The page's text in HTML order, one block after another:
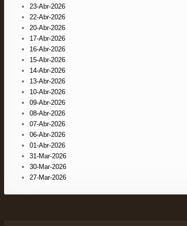
23-Abr-2026
22-Abr-2026
20-Abr-2026
17-Abr-2026
16-Abr-2026
15-Abr-2026
14-Abr-2026
13-Abr-2026
10-Abr-2026
09-Abr-2026
08-Abr-2026
07-Abr-2026
06-Abr-2026
01-Abr-2026
31-Mar-2026
30-Mar-2026
27-Mar-2026